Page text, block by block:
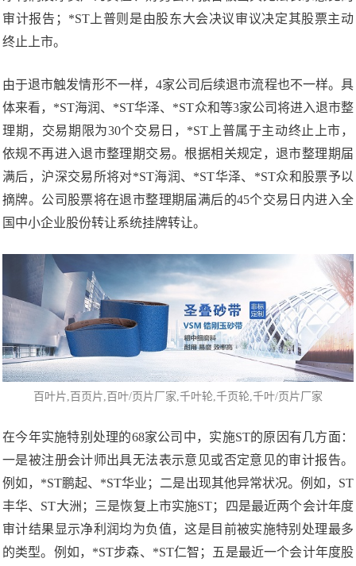
审计报告；*ST上普则是由股东大会决议审议决定其股票主动
终止上市。
由于退市触发情形不一样，4家公司后续退市流程也不一样。具
体来看，*ST海润、*ST华泽、*ST众和等3家公司将进入退市整
理期，交易期限为30个交易日，*ST上普属于主动终止上市，
依规不再进入退市整理期交易。根据相关规定，退市整理期届
满后，沪深交易所将对*ST海润、*ST华泽、*ST众和股票予以
摘牌。公司股票将在退市整理期届满后的45个交易日内进入全
国中小企业股份转让系统挂牌转让。
百叶片, 百页片,百叶/页片厂家,千叶轮,千页轮,千叶/页片厂家
在今年实施特别处理的68家公司中，实施ST的原因有几方面：
一是被注册会计师出具无法表示意见或否定意见的审计报告。
例如，*ST鹏起、*ST华业；二是出现其他异常状况。例如，ST
丰华、ST大洲；三是恢复上市实施ST；四是最近两个会计年度
审计结果显示净利润均为负值，这是目前被实施特别处理最多
的类型。例如，*ST步森、*ST仁智；五是最近一个会计年度股